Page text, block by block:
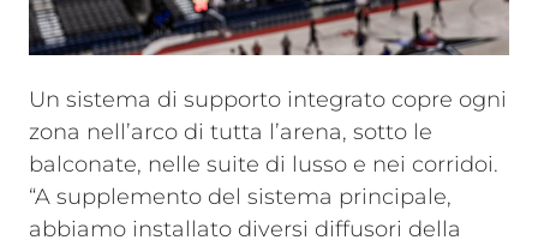
Un sistema di supporto integrato copre ogni
zona nell’arco di tutta l’arena, sotto le
balconate, nelle suite di lusso e nei corridoi.
“A supplemento del sistema principale,
abbiamo installato diversi diffusori della